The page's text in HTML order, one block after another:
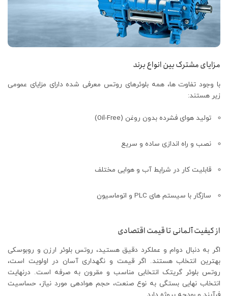
مزایای مشترک بین انواع برند
با وجود تفاوت‌ ها، همه بلوئرهای روتس معرفی‌ شده دارای مزایای عمومی
زیر هستند:
تولید هوای فشرده بدون روغن (Oil-Free)
نصب و راه‌ اندازی ساده و سریع
قابلیت کار در شرایط آب‌ و هوایی مختلف
سازگار با سیستم‌ های PLC و اتوماسیون
از کیفیت آلمانی تا قیمت اقتصادی
اگر به‌ دنبال دوام و عملکرد دقیق هستید، روتس بلوئر ارزن و روبوسکی
بهترین انتخاب هستند. اگر قیمت و نگهداری آسان در اولویت است،
روتس بلوئر گریتک انتخابی مناسب و مقرون‌ به‌ صرفه است. درنهایت
انتخاب نهایی بستگی به نوع صنعت، حجم هوادهی مورد نیاز، حساسیت